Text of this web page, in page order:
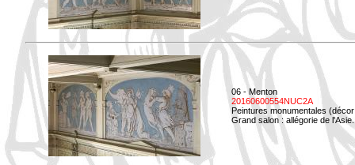
06 - Menton
20160600554NUC2A
Peintures monumentales
Grand salon : allégorie de l'Asie.